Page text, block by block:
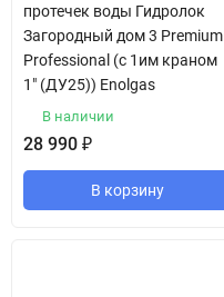
протечек воды Гидролок
Загородный дом 3 Premium
Professional (с 1им краном
1" (ДУ25)) Enolgas
В наличии
28 990 ₽
В корзину